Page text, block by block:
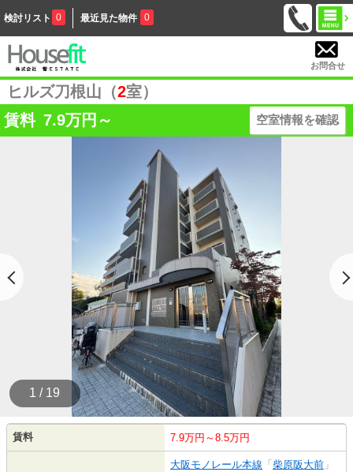
検討リスト 0 最近見た物件 0
お問合せ
ヒルズ刀根山（2室）
賃料 7.9万円～ 空室情報を確認
1 / 19
賃料 7.9万円～8.5万円
大阪モノレール本線 「 柴原阪大前 」